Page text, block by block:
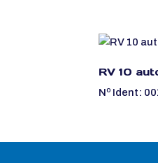
RV 10
Nº Ident: